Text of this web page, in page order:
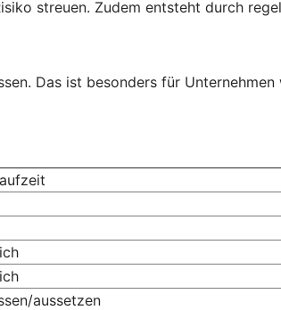
streuen. Zudem entsteht durch
Das ist besonders für
aussetzen